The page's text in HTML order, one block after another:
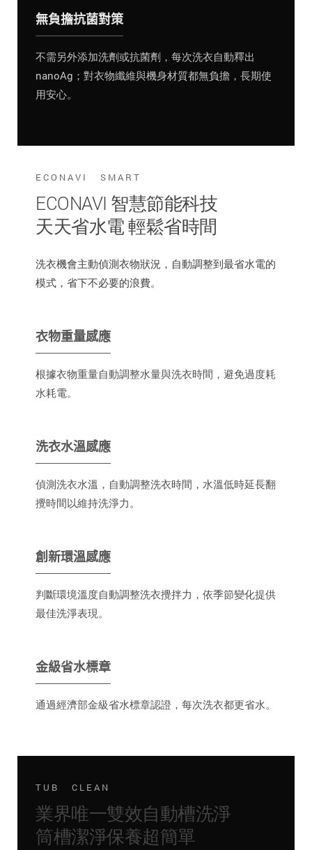
無負擔抗菌對策
不需另外添加洗劑或抗菌劑，每次洗衣自動釋出
nanoAg；對衣物纖維與機身材質都無負擔，長期使
用安心。
ECONAVI SMART
ECONAVI 智慧節能科技
天天省水電 輕鬆省時間
洗衣機會主動偵測衣物狀況，自動調整到最省水電的
模式，省下不必要的浪費。
衣物重量感應
根據衣物重量自動調整水量與洗衣時間，避免過度耗
水耗電。
洗衣水溫感應
偵測洗衣水溫，自動調整洗衣時間，水溫低時延長翻
攪時間以維持洗淨力。
創新環溫感應
判斷環境溫度自動調整洗衣攪拌力，依季節變化提供
最佳洗淨表現。
金級省水標章
通過經濟部金級省水標章認證，每次洗衣都更省水。
TUB CLEAN
業界唯一雙效自動槽洗淨
筒槽潔淨保養超簡單